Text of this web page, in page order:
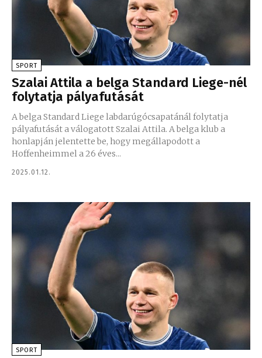
SPORT
Szalai Attila a belga Standard Liege-nél
folytatja pályafutását
A belga Standard Liege labdarúgócsapatánál folytatja
pályafutását a válogatott Szalai Attila. A belga klub a
honlapján jelentette be, hogy megállapodott a
Hoffenheimmel a 26 éves...
2025.01.12.
SPORT